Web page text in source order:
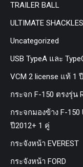
TRAILER BALL
ULTIMATE SHACKLES
Uncategorized
USB TypeA และ
VCM 2 license แท้ 1 ปี
กระจก F-150 ตรงรุ่น
กระจกมองข้าง F-150
ปี2012+ 1 คู่
กระจังหน้า EVEREST
กระจังหน้า FORD